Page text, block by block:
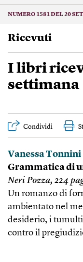
NUMERO 1581 DEL 20
Ricevuti
I libri
settimana
Condividi
Vanessa Tonnini
Grammatica di
Neri Pozza, 224
Un romanzo di
ambientato nel
desiderio, i tumulti
contro il